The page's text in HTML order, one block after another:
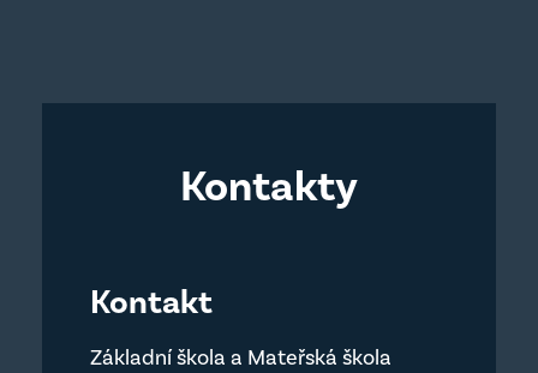
Kontakty
Kontakt
Základní škola a Mateřská škola